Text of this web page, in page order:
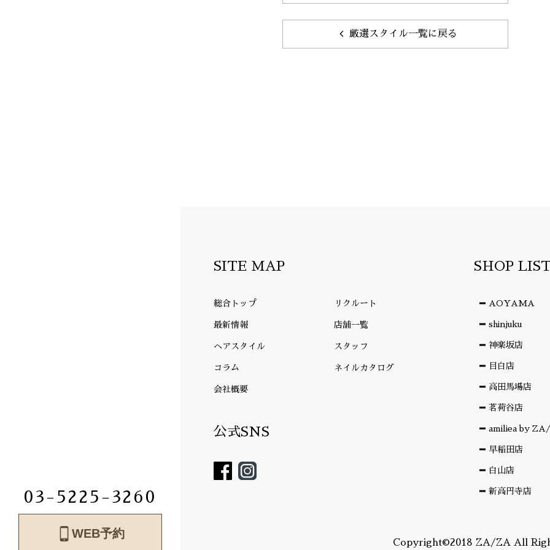
03-5225-3260
WEB予約
厳選スタイル一覧に戻る
SITE MAP
総合トップ リクルート
最新情報 店舗一覧
ヘアスタイル スタッフ
コラム ネイルカタログ
会社概要
公式SNS
SHOP LIST
AOYAMA
shinjuku
神楽坂店
目白店
高田馬場店
茗荷谷店
amiliea by
早稲田店
白山店
新高円寺店
Copyright©2018 ZA/ZA All